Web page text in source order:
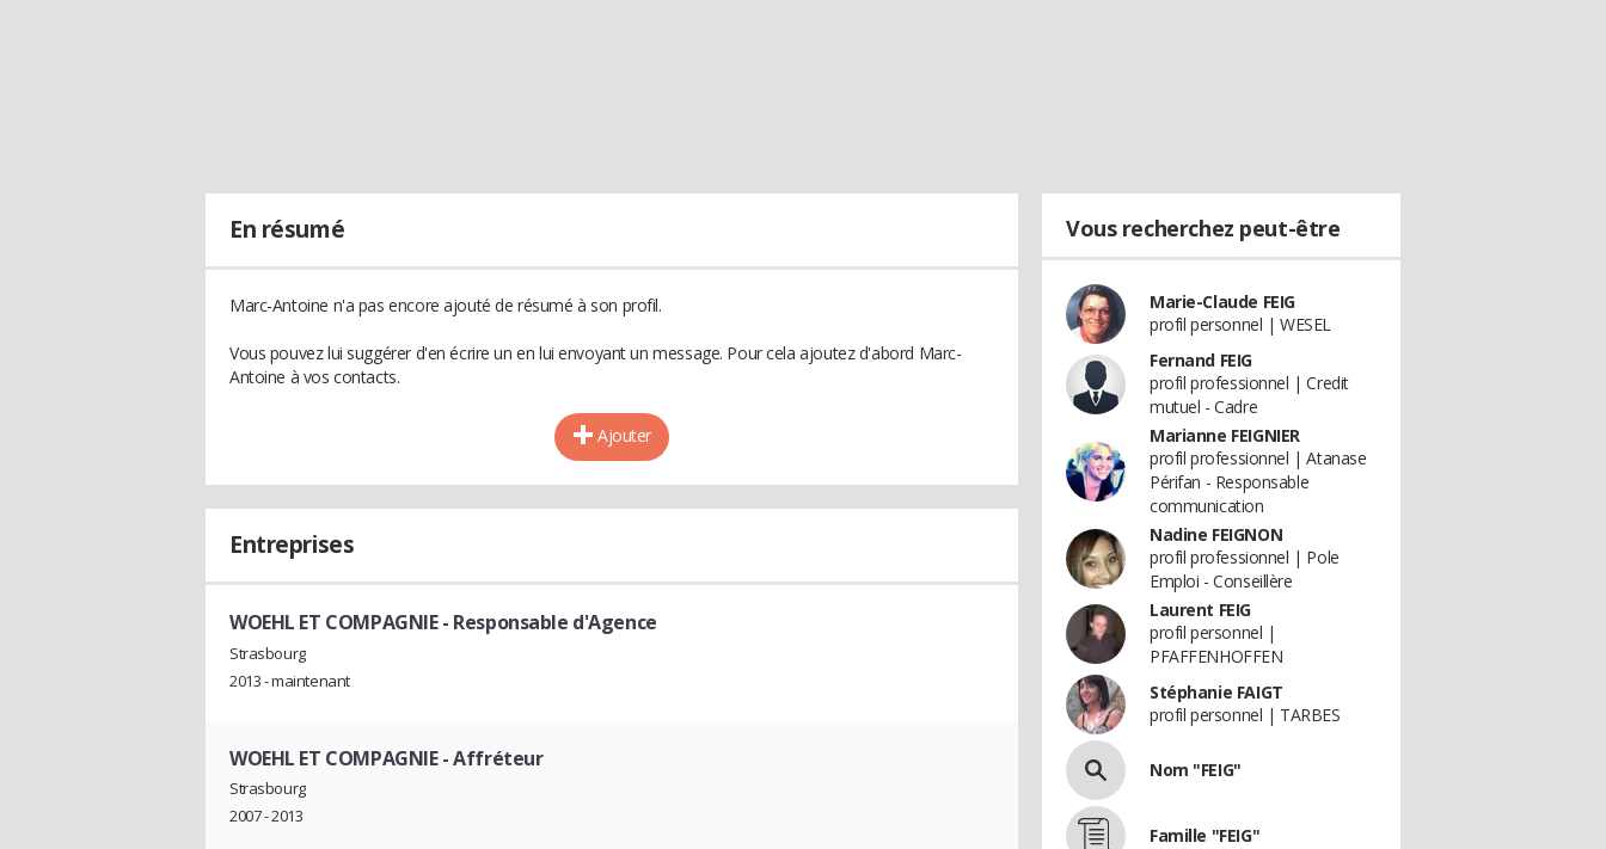
En résumé
Marc-Antoine n'a pas encore ajouté de résumé à son profil.
Vous pouvez lui suggérer d'en écrire un en lui envoyant un message. Pour cela ajoutez d'abord Marc-
Antoine à vos contacts.
Ajouter
Entreprises
WOEHL ET COMPAGNIE- Responsable d'Agence
Strasbourg
2013 - maintenant
WOEHL ET COMPAGNIE- Affréteur
Strasbourg
2007 - 2013
Vous recherchez peut-être
Marie-Claude FEIG
profil personnel | WESEL
Fernand FEIG
profil professionnel | Credit
mutuel - Cadre
Marianne FEIGNIER
profil professionnel | Atanase
Périfan - Responsable
communication
Nadine FEIGNON
profil professionnel | Pole
Emploi - Conseillère
Laurent FEIG
profil personnel |
PFAFFENHOFFEN
Stéphanie FAIGT
profil personnel | TARBES
Nom "FEIG"
Famille "FEIG"